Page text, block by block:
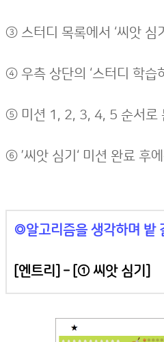
③ 스터디 목록에서 ‘씨앗 심
④ 우측 상단의 ‘스터디 학습
⑤ 미션 1, 2, 3, 4, 5 순서로
⑥ ’씨앗 심기‘ 미션 완료 후
◎알고리즘을 생각하며 밭
[엔트리] –[ ① 씨앗 심기